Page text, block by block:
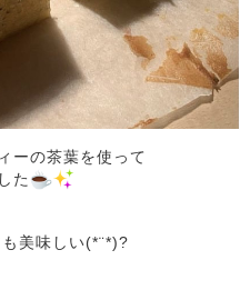
ーの茶葉を使って
た
美味しい(*¨*)?